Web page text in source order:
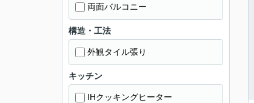
両面バルコニー
構造・工法
外観タイル張り
キッチン
IHクッキングヒーター